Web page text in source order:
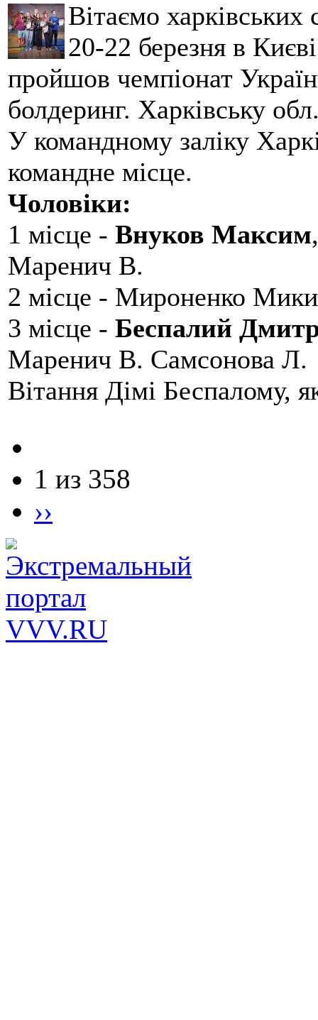
Вітаємо
20-22 березня в
пройшов чемпіонат
болдеринг. Харківську
У командному заліку
командне місце.
Чоловіки:
1 місце - Внуков Максим
Маренич В.
2 місце - Мироненко
3 місце - Беспалий
Маренич В. Самсонова Л.
Вітання Дімі Беспалому,
1 из 358
››